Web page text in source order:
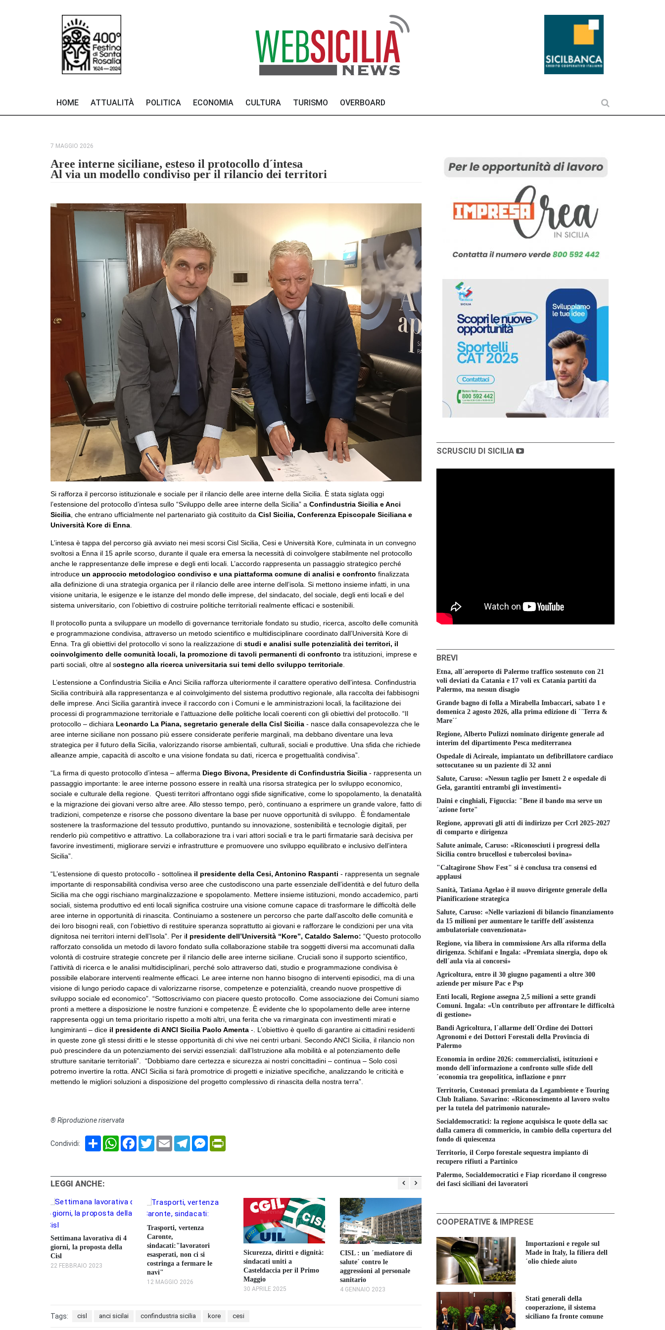
HOME ATTUALITÀ POLITICA ECONOMIA CULTURA TURISMO OVERBOARD
7 MAGGIO 2026
Aree interne siciliane, esteso il protocollo d´intesa
Al via un modello condiviso per il rilancio dei territori
Si rafforza il percorso istituzionale e sociale per il rilancio delle aree interne della Sicilia. È stata siglata oggi
l’estensione del protocollo d’intesa sullo “Sviluppo delle aree interne della Sicilia” a Confindustria Sicilia e Anci
Sicilia, che entrano ufficialmente nel partenariato già costituito da Cisl Sicilia, Conferenza Episcopale Siciliana e
Università Kore di Enna.
L’intesa è tappa del percorso già avviato nei mesi scorsi Cisl Sicilia, Cesi e Università Kore, culminata in un convegno
svoltosi a Enna il 15 aprile scorso, durante il quale era emersa la necessità di coinvolgere stabilmente nel protocollo
anche le rappresentanze delle imprese e degli enti locali. L’accordo rappresenta un passaggio strategico perché
introduce un approccio metodologico condiviso e una piattaforma comune di analisi e confronto finalizzata
alla definizione di una strategia organica per il rilancio delle aree interne dell’isola. Si mettono insieme infatti, in una
visione unitaria, le esigenze e le istanze del mondo delle imprese, del sindacato, del sociale, degli enti locali e del
sistema universitario, con l’obiettivo di costruire politiche territoriali realmente efficaci e sostenibili.
Il protocollo punta a sviluppare un modello di governance territoriale fondato su studio, ricerca, ascolto delle comunità
e programmazione condivisa, attraverso un metodo scientifico e multidisciplinare coordinato dall’Università Kore di
Enna. Tra gli obiettivi del protocollo vi sono la realizzazione di studi e analisi sulle potenzialità dei territori, il
coinvolgimento delle comunità locali, la promozione di tavoli permanenti di confronto tra istituzioni, imprese e
parti sociali, oltre al sostegno alla ricerca universitaria sui temi dello sviluppo territoriale.
L’estensione a Confindustria Sicilia e Anci Sicilia rafforza ulteriormente il carattere operativo dell’intesa. Confindustria
Sicilia contribuirà alla rappresentanza e al coinvolgimento del sistema produttivo regionale, alla raccolta dei fabbisogni
delle imprese. Anci Sicilia garantirà invece il raccordo con i Comuni e le amministrazioni locali, la facilitazione dei
processi di programmazione territoriale e l’attuazione delle politiche locali coerenti con gli obiettivi del protocollo. “Il
protocollo – dichiara Leonardo La Piana, segretario generale della Cisl Sicilia - nasce dalla consapevolezza che le
aree interne siciliane non possano più essere considerate periferie marginali, ma debbano diventare una leva
strategica per il futuro della Sicilia, valorizzando risorse ambientali, culturali, sociali e produttive. Una sfida che richiede
alleanze ampie, capacità di ascolto e una visione fondata su dati, ricerca e progettualità condivisa”.
“La firma di questo protocollo d’intesa – afferma Diego Bivona, Presidente di Confindustria Sicilia - rappresenta un
passaggio importante: le aree interne possono essere in realtà una risorsa strategica per lo sviluppo economico,
sociale e culturale della regione. Questi territori affrontano oggi sfide significative, come lo spopolamento, la denatalità
e la migrazione dei giovani verso altre aree. Allo stesso tempo, però, continuano a esprimere un grande valore, fatto di
tradizioni, competenze e risorse che possono diventare la base per nuove opportunità di sviluppo. È fondamentale
sostenere la trasformazione del tessuto produttivo, puntando su innovazione, sostenibilità e tecnologie digitali, per
renderlo più competitivo e attrattivo. La collaborazione tra i vari attori sociali e tra le parti firmatarie sarà decisiva per
favorire investimenti, migliorare servizi e infrastrutture e promuovere uno sviluppo equilibrato e inclusivo dell’intera
Sicilia”.
“L’estensione di questo protocollo - sottolinea il presidente della Cesi, Antonino Raspanti - rappresenta un segnale
importante di responsabilità condivisa verso aree che custodiscono una parte essenziale dell’identità e del futuro della
Sicilia ma che oggi rischiano marginalizzazione e spopolamento. Mettere insieme istituzioni, mondo accademico, parti
sociali, sistema produttivo ed enti locali significa costruire una visione comune capace di trasformare le difficoltà delle
aree interne in opportunità di rinascita. Continuiamo a sostenere un percorso che parte dall’ascolto delle comunità e
dei loro bisogni reali, con l’obiettivo di restituire speranza soprattutto ai giovani e rafforzare le condizioni per una vita
dignitosa nei territori interni dell’Isola”. Per il presidente dell’Università “Kore”, Cataldo Salerno: “Questo protocollo
rafforzato consolida un metodo di lavoro fondato sulla collaborazione stabile tra soggetti diversi ma accomunati dalla
volontà di costruire strategie concrete per il rilancio delle aree interne siciliane. Cruciali sono il supporto scientifico,
l’attività di ricerca e le analisi multidisciplinari, perché solo attraverso dati, studio e programmazione condivisa è
possibile elaborare interventi realmente efficaci. Le aree interne non hanno bisogno di interventi episodici, ma di una
visione di lungo periodo capace di valorizzarne risorse, competenze e potenzialità, creando nuove prospettive di
sviluppo sociale ed economico”. “Sottoscriviamo con piacere questo protocollo. Come associazione dei Comuni siamo
pronti a mettere a disposizione le nostre funzioni e competenze. È evidente che lo spopolamento delle aree interne
rappresenta oggi un tema prioritario rispetto a molti altri, una ferita che va rimarginata con investimenti mirati e
lungimiranti – dice il presidente di ANCI Sicilia Paolo Amenta -. L’obiettivo è quello di garantire ai cittadini residenti
in queste zone gli stessi diritti e le stesse opportunità di chi vive nei centri urbani. Secondo ANCI Sicilia, il rilancio non
può prescindere da un potenziamento dei servizi essenziali: dall’Istruzione alla mobilità e al potenziamento delle
strutture sanitarie territoriali”. “Dobbiamo dare certezza e sicurezza ai nostri concittadini – continua – Solo così
potremo invertire la rotta. ANCI Sicilia si farà promotrice di progetti e iniziative specifiche, analizzando le criticità e
mettendo le migliori soluzioni a disposizione del progetto complessivo di rinascita della nostra terra”.
® Riproduzione riservata
Condividi: Share WhatsAppFacebook
TwitterEmail TelegramMessenger
LEGGI ANCHE:
Settimana lavorativa di 4
giorni, la proposta della
Cisl
22 FEBBRAIO 2023
Trasporti, vertenza
Caronte,
sindacati:"lavoratori
esasperati, non ci si
costringa a fermare le
navi"
12 MAGGIO 2026
Sicurezza, diritti e dignità:
sindacati uniti a
Casteldaccia per il Primo
Maggio
30 APRILE 2025
CISL : un ´mediatore di
salute´ contro le
aggressioni al personale
sanitario
4 GENNAIO 2023
Settimana lavorativa di 4
giorni, la proposta della
Cisl
22 FEBBRAIO 2023
sindacati:"lavoratori
esasperati, non ci si
costringa a fermare le
Tags: cisl anci sicilai confindustria sicilia kore cesi
SCRUSCIU DI SICILIA
BREVI
Etna, all´aeroporto di Palermo traffico sostenuto con 21
voli deviati da Catania e 17 voli ex Catania partiti da
Palermo, ma nessun disagio
Grande bagno di folla a Mirabella Imbaccari, sabato 1 e
domenica 2 agosto 2026, alla prima edizione di ´´Terra &
Mare´´
Regione, Alberto Pulizzi nominato dirigente generale ad
interim del dipartimento Pesca mediterranea
Ospedale di Acireale, impiantato un defibrillatore cardiaco
sottocutaneo su un paziente di 32 anni
Salute, Caruso: «Nessun taglio per Ismett 2 e ospedale di
Gela, garantiti entrambi gli investimenti»
Daini e cinghiali, Figuccia: "Bene il bando ma serve un
´azione forte"
Regione, approvati gli atti di indirizzo per Ccrl 2025-2027
di comparto e dirigenza
Salute animale, Caruso: «Riconosciuti i progressi della
Sicilia contro brucellosi e tubercolosi bovina»
"Caltagirone Show Fest" si è conclusa tra consensi ed
applausi
Sanità, Tatiana Agelao è il nuovo dirigente generale della
Pianificazione strategica
Salute, Caruso: «Nelle variazioni di bilancio finanziamento
da 15 milioni per aumentare le tariffe dell´assistenza
ambulatoriale convenzionata»
Regione, via libera in commissione Ars alla riforma della
dirigenza. Schifani e Ingala: «Premiata sinergia, dopo ok
dell´aula via ai concorsi»
Agricoltura, entro il 30 giugno pagamenti a oltre 300
aziende per misure Pac e Psp
Enti locali, Regione assegna 2,5 milioni a sette grandi
Comuni. Ingala: «Un contributo per affrontare le difficoltà
di gestione»
Bandi Agricoltura, l´allarme dell´Ordine dei Dottori
Agronomi e dei Dottori Forestali della Provincia di
Palermo
Economia in ordine 2026: commercialisti, istituzioni e
mondo dell´informazione a confronto sulle sfide dell
´economia tra geopolitica, inflazione e pnrr
Territorio, Custonaci premiata da Legambiente e Touring
Club Italiano. Savarino: «Riconoscimento al lavoro svolto
per la tutela del patrimonio naturale»
Socialdemocratici: la regione acquisisca le quote della sac
dalla camera di commericio, in cambio della copertura del
fondo di quiescenza
Territorio, il Corpo forestale sequestra impianto di
recupero rifiuti a Partinico
Palermo, Socialdemocratici e Fiap ricordano il congresso
dei fasci siciliani dei lavoratori
COOPERATIVE & IMPRESE
Importazioni e regole sul
Made in Italy, la filiera dell
´olio chiede aiuto
Stati generali della
cooperazione, il sistema
siciliano fa fronte comune